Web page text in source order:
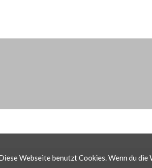
Webseite benutzt Cookies. Wenn du